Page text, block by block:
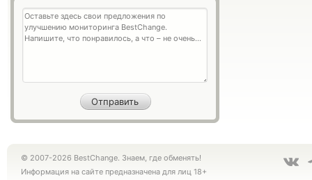
© 2007-2026 BestChange. Знаем, где обменять!
Информация на сайте предназначена для лиц 18+